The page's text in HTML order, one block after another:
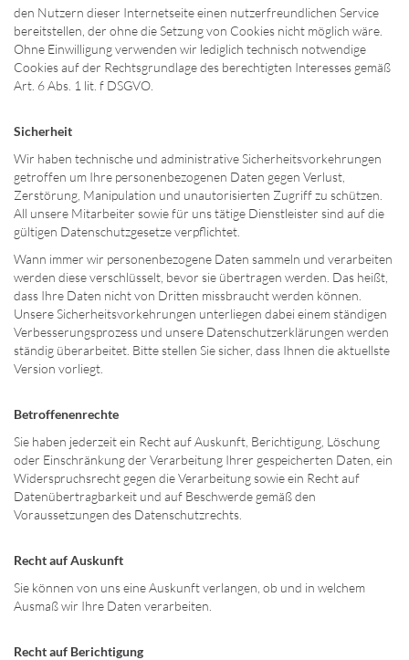
den Nutzern dieser Internetseite einen nutzerfreundlichen Service
bereitstellen, der ohne die Setzung von Cookies nicht möglich wäre.
Ohne Einwilligung verwenden wir lediglich technisch notwendige
Cookies auf der Rechtsgrundlage des berechtigten Interesses gemäß
Art. 6 Abs. 1 lit. f DSGVO.
Sicherheit
Wir haben technische und administrative Sicherheitsvorkehrungen
getroffen um Ihre personenbezogenen Daten gegen Verlust,
Zerstörung, Manipulation und unautorisierten Zugriff zu schützen.
All unsere Mitarbeiter sowie für uns tätige Dienstleister sind auf die
gültigen Datenschutzgesetze verpflichtet.
Wann immer wir personenbezogene Daten sammeln und verarbeiten
werden diese verschlüsselt, bevor sie übertragen werden. Das heißt,
dass Ihre Daten nicht von Dritten missbraucht werden können.
Unsere Sicherheitsvorkehrungen unterliegen dabei einem ständigen
Verbesserungsprozess und unsere Datenschutzerklärungen werden
ständig überarbeitet. Bitte stellen Sie sicher, dass Ihnen die aktuellste
Version vorliegt.
Betroffenenrechte
Sie haben jederzeit ein Recht auf Auskunft, Berichtigung, Löschung
oder Einschränkung der Verarbeitung Ihrer gespeicherten Daten, ein
Widerspruchsrecht gegen die Verarbeitung sowie ein Recht auf
Datenübertragbarkeit und auf Beschwerde gemäß den
Voraussetzungen des Datenschutzrechts.
Recht auf Auskunft
Sie können von uns eine Auskunft verlangen, ob und in welchem
Ausmaß wir Ihre Daten verarbeiten.
Recht auf Berichtigung